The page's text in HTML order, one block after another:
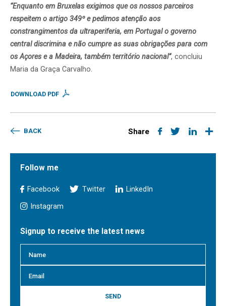
“Enquanto em Bruxelas exigimos que os nossos parceiros
respeitem o artigo 349º e pedimos atenção aos
constrangimentos da ultraperiferia, em Portugal o governo
central discrimina e não cumpre as suas obrigações para com
os Açores e a Madeira, também território nacional”, concluiu
Maria da Graça Carvalho.
DOWNLOAD PDF
BACK Share
Follow me
Facebook Twitter LinkedIn
Instagram
Signup to receive the latest news
SEND